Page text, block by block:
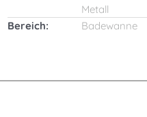
Metall
Bereich:
Badewanne